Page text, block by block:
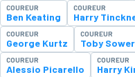
COUREUR
Ben Keating
COUREUR
Harry
COUREUR
George Kurtz
COUREUR
Toby
COUREUR
Alessio Picarello
COUREUR
Harry